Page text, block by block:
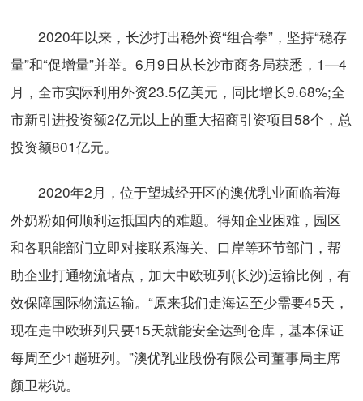
2020年以来，长沙打出稳外资“组合拳”，坚持“稳存
量”和“促增量”并举。6月9日从长沙市商务局获悉，1—4
月，全市实际利用外资23.5亿美元，同比增长9.68%;全
市新引进投资额2亿元以上的重大招商引资项目58个，总
投资额801亿元。
2020年2月，位于望城经开区的澳优乳业面临着海
外奶粉如何顺利运抵国内的难题。得知企业困难，园区
和各职能部门立即对接联系海关、口岸等环节部门，帮
助企业打通物流堵点，加大中欧班列(长沙)运输比例，有
效保障国际物流运输。“原来我们走海运至少需要45天，
现在走中欧班列只要15天就能安全达到仓库，基本保证
每周至少1趟班列。”澳优乳业股份有限公司董事局主席
颜卫彬说。